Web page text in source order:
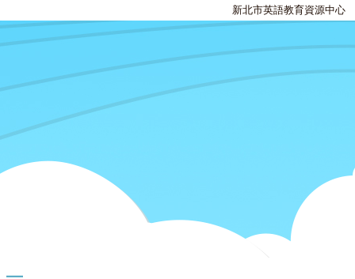
新北市英語教育資源中心